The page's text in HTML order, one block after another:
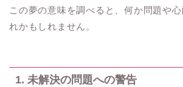
この夢の意味を調べると、何か問題や
れかもしれません。
1. 未解決の問題への警告